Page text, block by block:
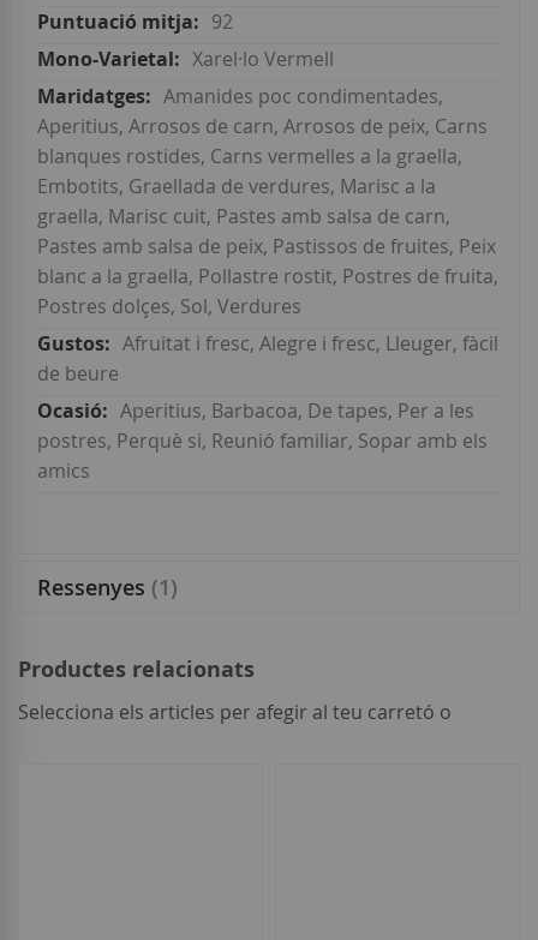
92
Xarel·lo Vermell
Amanides poc condimentades,
Aperitius, Arrosos de carn, Arrosos de peix, Carns
blanques rostides, Carns vermelles a la graella,
Embotits, Graellada de verdures, Marisc a la
graella, Marisc cuit, Pastes amb salsa de carn,
Pastes amb salsa de peix, Pastissos de fruites, Peix
blanc a la graella, Pollastre rostit, Postres de fruita,
Postres dolçes, Sol, Verdures
Afruitat i fresc, Alegre i fresc, Lleuger, fàcil
de beure
Aperitius, Barbacoa, De tapes, Per a les
postres, Perquè si, Reunió familiar, Sopar amb els
amics
Ressenyes 1
Productes relacionats
Selecciona els articles per afegir al teu carretó o